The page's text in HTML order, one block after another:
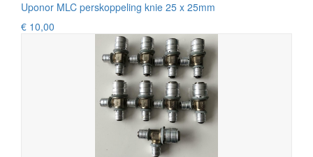
Uponor MLC perskoppeling knie 25 x 25mm
€ 10,00